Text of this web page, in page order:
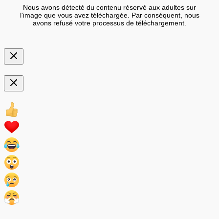
Nous avons détecté du contenu réservé aux adultes sur
l'image que vous avez téléchargée. Par conséquent, nous
avons refusé votre processus de téléchargement.